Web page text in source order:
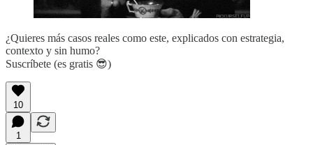
¿Quieres más casos reales como este, explicados con estrategia,
contexto y sin humo?
Suscríbete (es gratis 😎)
10
1